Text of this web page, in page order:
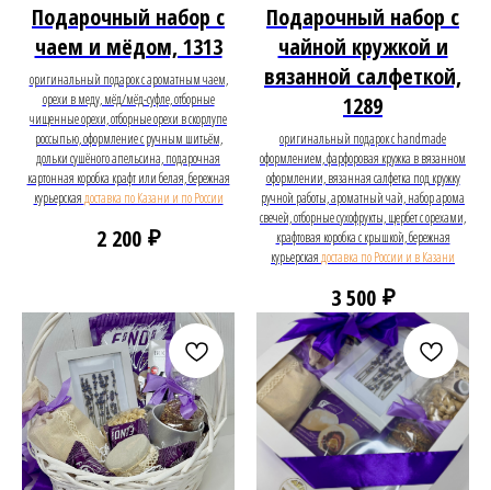
Подарочный набор с
чаем и мёдом, 1313
оригинальный подарок с ароматным чаем,
орехи в меду, мёд/мёд-суфле, отборные
чищенные орехи, отборные орехи в скорлупе
россыпью, оформление с ручным шитьём,
дольки сушёного апельсина, подарочная
картонная коробка крафт или белая, бережная
курьерскаядоставка по Казани и по России
2 200 ₽
Подарочный набор с
чайной кружкой и
вязанной салфеткой,
1289
оригинальный подарок с handmade
оформлением, фарфоровая кружка в вязанном
оформлении, вязанная салфетка под кружку
ручной работы, ароматный чай, набор арома
свечей, отборные сухофрукты, щербет с орехами,
крафтовая коробка с крышкой, бережная
курьерскаядоставка по России и в Казани
3 500 ₽